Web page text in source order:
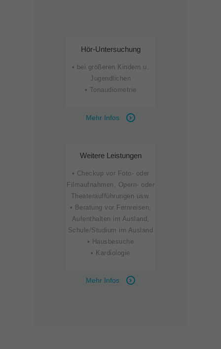
Hör-Untersuchung
• bei größeren Kindern u.
Jugendlichen
• Tonaudiometrie
Mehr Infos
Weitere Leistungen
• Checkup vor Foto- oder
Filmaufnahmen, Opern- oder
Theateraufführungen usw.
• Beratung vor Fernreisen,
Aufenthalten im Ausland,
Schule/Studium im Ausland
• Hausbesuche
• Kardiologie
Mehr Infos